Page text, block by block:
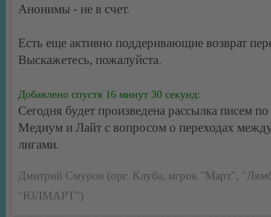
Анонимы - не в счет.
Есть еще активно поддеривающие возврат
Выскажетесь, пожалуйста.
Добавлено спустя 16 минут 30 секунд:
Сегодня будет произведена рассылка писем
Медиум и Лайт с вопросом о переходах
лигами.
Дмитрий Смуров (орг. Клуба, игрок "Март",
"ЮЛМАРТ")